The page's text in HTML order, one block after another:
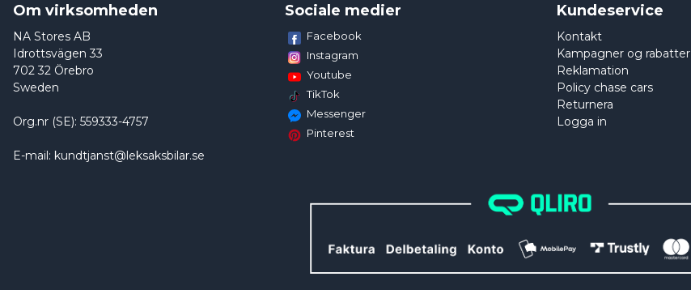
Om virksomheden
NA Stores AB
Idrottsvägen 33
702 32 Örebro
Sweden
Org.nr (SE): 559333-4757
E-mail: kundtjanst@leksaksbilar.se
Sociale medier
Facebook
Instagram
Youtube
TikTok
Messenger
Pinterest
Kundeservice
Kontakt
Kampagner og rabatter
Reklamation
Policy chase cars
Returnera
Logga in